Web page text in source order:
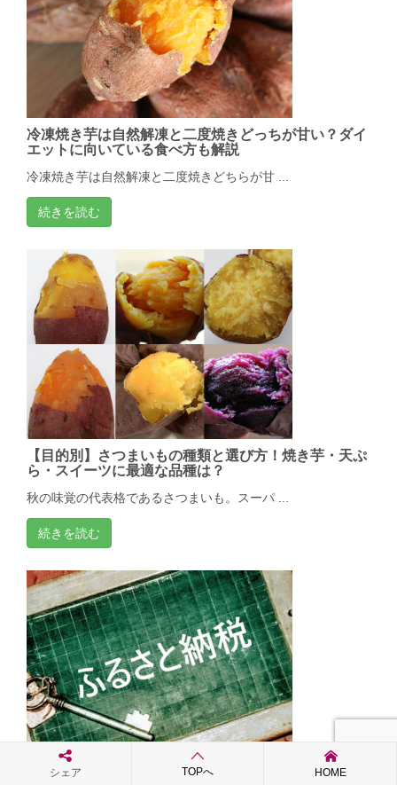
冷凍焼き芋は自然解凍と二度焼きどっちが甘い？ダイ
エットに向いている食べ方も解説
冷凍焼き芋は自然解凍と二度焼きどちらが甘 ...
続きを読む
【目的別】さつまいもの種類と選び方！焼き芋・天ぷ
ら・スイーツに最適な品種は？
秋の味覚の代表格であるさつまいも。スーパ ...
続きを読む
ふるさと納税 五島市の返礼品を編集部が見て、食べ
シェア TOPへ HOME